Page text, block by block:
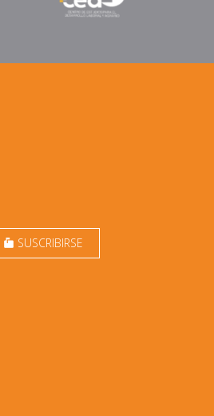
markunread_mailbox SUSCRIBIRSE